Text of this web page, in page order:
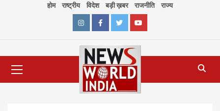
होम राष्ट्रीय विदेश बड़ी ख़बर राजनीति राज्य
InstagramFacebookTwitterYoutube
Menu